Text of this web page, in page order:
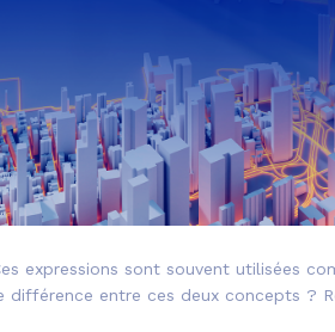
expressions sont souvent utilisées
différence entre ces deux concepts ?